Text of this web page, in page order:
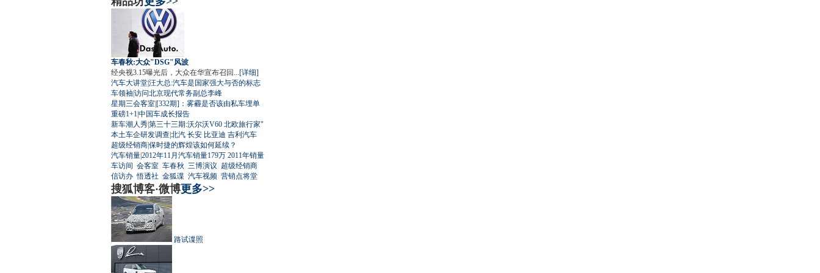
车春秋:大众"DSG"风波
经央视3.15曝光后，大众在华宣布召回... [详细]
汽车大讲堂|汪大总:汽车是国家强大与否的标志
车领袖|访问北京现代常务副总李峰
星期三会客室|[332期]：雾霾是否该由私车埋单
重磅1+1 |中国车成长报告
新车潮人秀|第三十三期:沃尔沃V60 北欧旅行家"
本土车企研发调查|北汽 长安 比亚迪 吉利汽车
超级经销商|保时捷的辉煌该如何延续？
汽车销量|2012年11月汽车销量179万 2011年销量
车访间 会客室 车春秋 三博演议 超级经销商
信访办 悟透社 金狐谍 汽车视频 营销点将堂
搜狐博客·微博更多>>
路试谍照